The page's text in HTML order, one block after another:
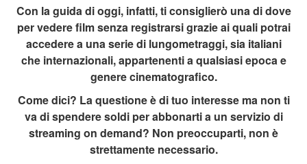
Con la guida di oggi, infatti, ti consiglierò una di dove
per vedere film senza registrarsi grazie ai quali potrai
accedere a una serie di lungometraggi, sia italiani
che internazionali, appartenenti a qualsiasi epoca e
genere cinematografico.
Come dici? La questione è di tuo interesse ma non ti
va di spendere soldi per abbonarti a un servizio di
streaming on demand? Non preoccuparti, non è
strettamente necessario.